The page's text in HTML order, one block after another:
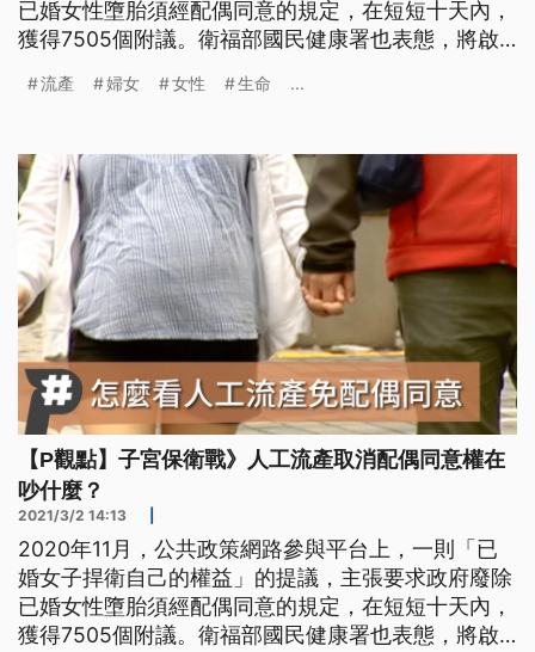
已婚女性墮胎須經配偶同意的規定，在短短十天內，
獲得7505個附議。衛福部國民健康署也表態，將啟
保健法》改為《生育保健法》外，未來已婚婦女接受
草案。女性生育權再度引發討論，然而已婚婦女墮胎
與否，應該是一個人的選擇，
流產 婦女 女性 生命 ...
【P觀點】子宮保衛戰》人工流產取消配偶同意權在
吵什麼？
2021/3/2 14:13
2020年11月，公共政策網路參與平台上，一則「已
婚女子捍衛自己的權益」的提議，主張要求政府廢除
已婚女性墮胎須經配偶同意的規定，在短短十天內，
獲得7505個附議。衛福部國民健康署也表態，將啟